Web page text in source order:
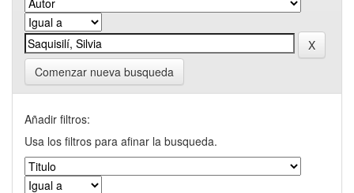
Comenzar nueva busqueda
Añadir filtros:
Usa los filtros para afinar la busqueda.